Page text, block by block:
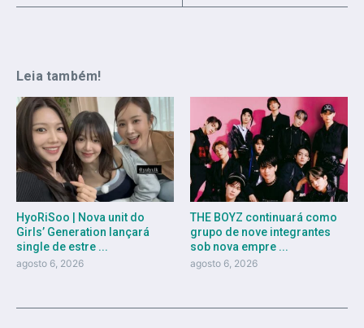
Leia também!
HyoRiSoo | Nova unit do
Girls’ Generation lançará
single de estre ...
agosto 6, 2026
THE BOYZ continuará como
grupo de nove integrantes
sob nova empre ...
agosto 6, 2026